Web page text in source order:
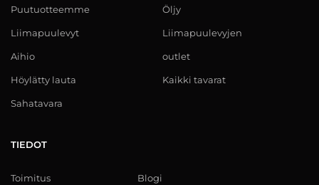
Puutuotteemme
Liimapuulevyt
Aihio
Höylätty lauta
Sahatavara
Öljy
Liimapuulevyjen
outlet
Kaikki tavarat
TIEDOT
Toimitus Blogi